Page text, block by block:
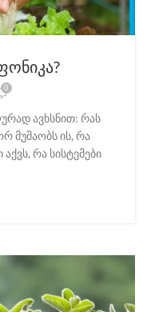
0
ავხსნით: რას
მუშაობს ის, რა
რა სისტემები